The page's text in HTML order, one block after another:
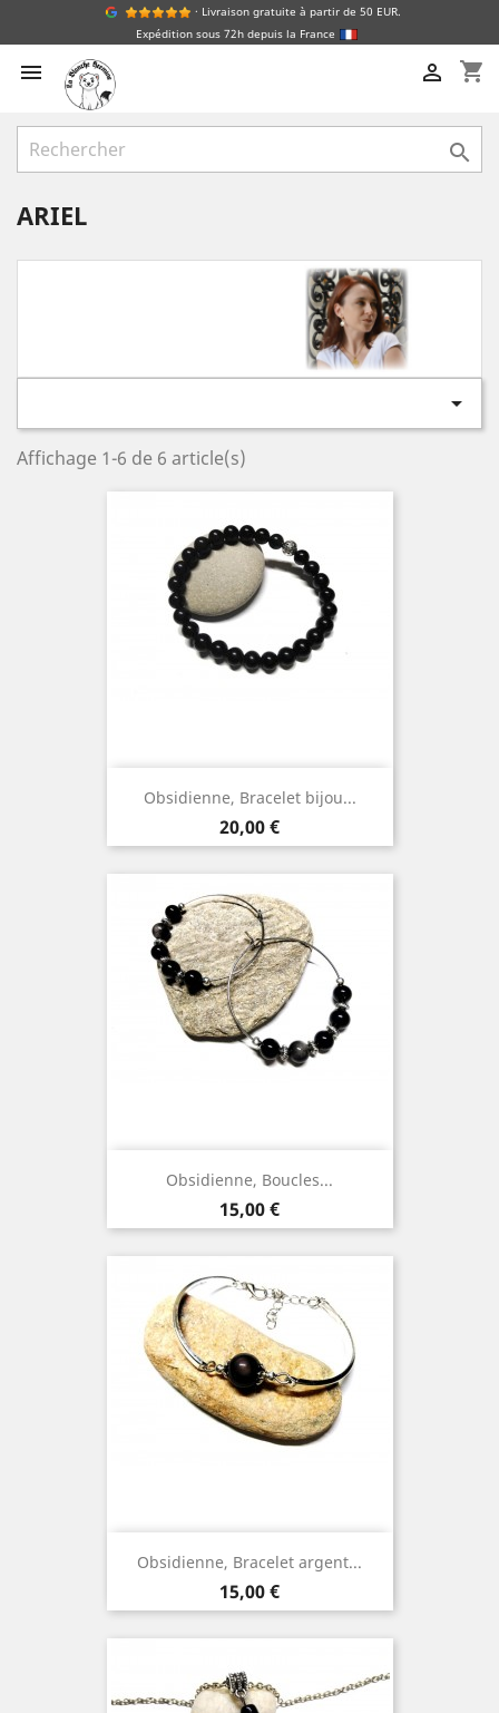
· Livraison gratuite à partir de 50 EUR.
Expédition sous 72h depuis la France
 shopping_cart


ARIEL

Affichage 1-6 de 6 article(s)
Obsidienne, Bracelet bijou...
Prix
20,00 €
Obsidienne, Boucles...
Prix
15,00 €
Obsidienne, Bracelet argent...
Prix
15,00 €